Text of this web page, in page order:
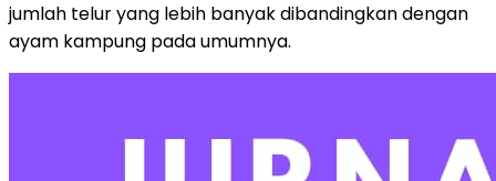
jumlah telur yang lebih banyak dibandingkan dengan
ayam kampung pada umumnya.